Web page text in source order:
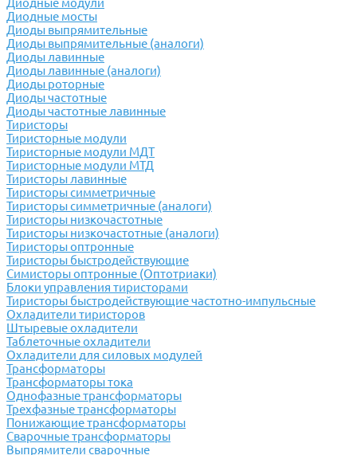
Диодные модули
Диодные мосты
Диоды выпрямительные
Диоды выпрямительные (аналоги)
Диоды лавинные
Диоды лавинные (аналоги)
Диоды роторные
Диоды частотные
Диоды частотные лавинные
Тиристоры
Тиристорные модули
Тиристорные модули МДТ
Тиристорные модули МТД
Тиристоры лавинные
Тиристоры симметричные
Тиристоры симметричные (аналоги)
Тиристоры низкочастотные
Тиристоры низкочастотные (аналоги)
Тиристоры оптронные
Тиристоры быстродействующие
Симисторы оптронные (Оптотриаки)
Блоки управления тиристорами
Тиристоры быстродействующие частотно-импульсные
Охладители тиристоров
Штыревые охладители
Таблеточные охладители
Охладители для силовых модулей
Трансформаторы
Трансформаторы тока
Однофазные трансформаторы
Трехфазные трансформаторы
Понижающие трансформаторы
Сварочные трансформаторы
Выпрямители сварочные